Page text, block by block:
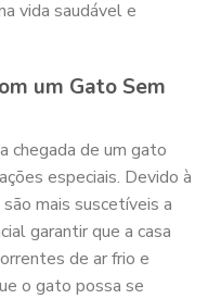
vida saudável e
um Gato Sem
chegada de um gato
especiais. Devido à
mais suscetíveis a
garantir que a casa
de ar frio e
o gato possa se